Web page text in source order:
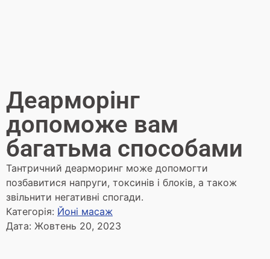
Деарморінг
допоможе вам
багатьма способами
Тантричний деарморинг може допомогти
позбавитися напруги, токсинів і блоків, а також
звільнити негативні спогади.
Категорія: Йоні масаж
Дата: Жовтень 20, 2023